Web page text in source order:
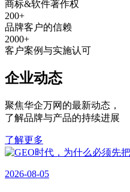
商标&软件著作权
200+
品牌客户的信赖
2000+
客户案例与实施认可
企业动态
聚焦华企万网的最新动态 ，
了解品牌与产品的持续进展
了解更多
2026-08-05